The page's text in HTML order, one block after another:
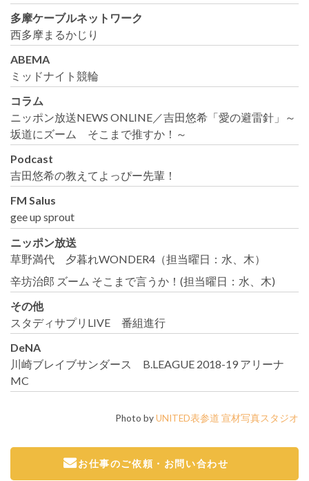
多摩ケーブルネットワーク
西多摩まるかじり
ABEMA
ミッドナイト競輪
コラム
ニッポン放送NEWS ONLINE／吉田悠希「愛の避雷針」～
坂道にズーム そこまで推すか！～
Podcast
吉田悠希の教えてよっぴー先輩！
FM Salus
gee up sprout
ニッポン放送
草野満代 夕暮れWONDER4（担当曜日：水、木）
辛坊治郎 ズーム そこまで言うか！(担当曜日：水、木)
その他
スタディサプリLIVE 番組進行
DeNA
川崎ブレイブサンダース B.LEAGUE 2018-19 アリーナ
MC
Photo byUNITED表参道 宣材写真スタジオ
お仕事のご依頼・お問い合わせ